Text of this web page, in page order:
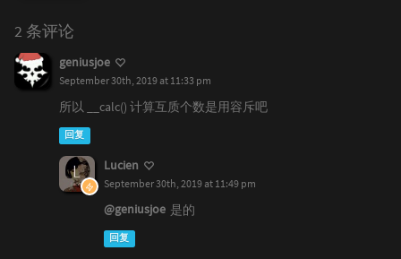
2 条评论
geniusjoe
September 30th, 2019 at 11:33 pm
所以 __calc() 计算互质个数是用容斥吧
回复
Lucien
September 30th, 2019 at 11:49 pm
@geniusjoe 是的
回复